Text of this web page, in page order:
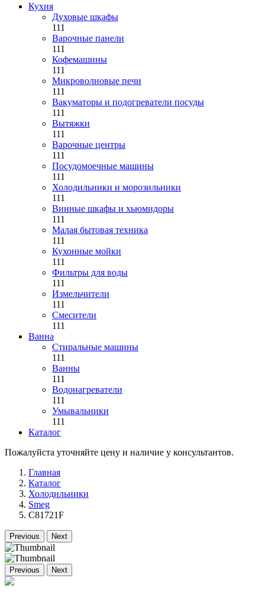
Кухня
Духовые шкафы
111
Варочные панели
111
Кофемашины
111
Микроволновые печи
111
Вакуматоры и подогреватели посуды
111
Вытяжки
111
Варочные центры
111
Посудомоечные машины
111
Холодильники и морозильники
111
Винные шкафы и хьюмидоры
111
Малая бытовая техника
111
Кухонные мойки
111
Фильтры для воды
111
Измельчители
111
Смесители
111
Ванна
Стиральные машины
111
Ванны
111
Водонагреватели
111
Умывальники
111
Каталог
Пожалуйста уточняйте цену и наличие у консультантов.
Главная
Каталог
Холодильники
Smeg
C81721F
Previous Next
Previous Next